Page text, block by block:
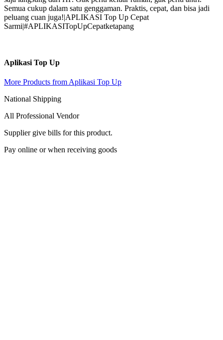
Semua cukup dalam satu genggaman. Praktis, cepat, dan bisa jadi
peluang cuan juga!|APLIKASI Top Up Cepat
Sarmi|#APLIKASITopUpCepatketapang
Aplikasi Top Up
More Products from Aplikasi Top Up
National Shipping
All Professional Vendor
Supplier give bills for this product.
Pay online or when receiving goods